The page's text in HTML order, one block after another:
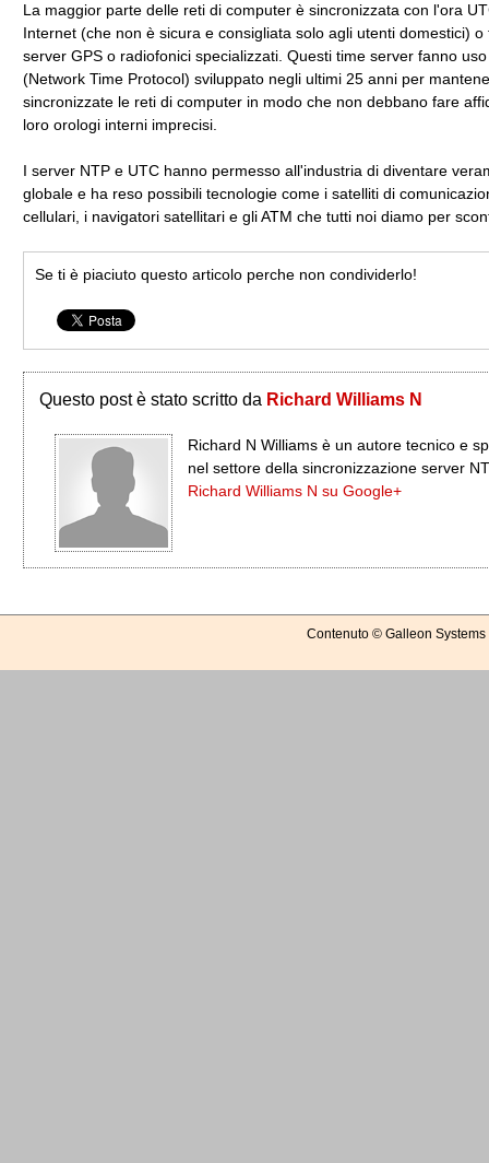
La maggior parte delle reti di computer è sincronizzata con l'ora
Internet (che non è sicura e consigliata solo agli utenti domestici) o
server GPS o radiofonici specializzati. Questi time server fanno
(Network Time Protocol) sviluppato negli ultimi 25 anni per
sincronizzate le reti di computer in modo che non debbano fare
loro orologi interni imprecisi.
I server NTP e UTC hanno permesso all'industria di diventare
globale e ha reso possibili tecnologie come i satelliti di
cellulari, i navigatori satellitari e gli ATM che tutti noi diamo per
Se ti è piaciuto questo articolo perche non condividerlo!
Questo post è stato scritto da Richard Williams N
Richard N Williams è un autore tecnico e
nel settore della sincronizzazione server
Richard Williams N su Google+
Contenuto © Galleon Systems